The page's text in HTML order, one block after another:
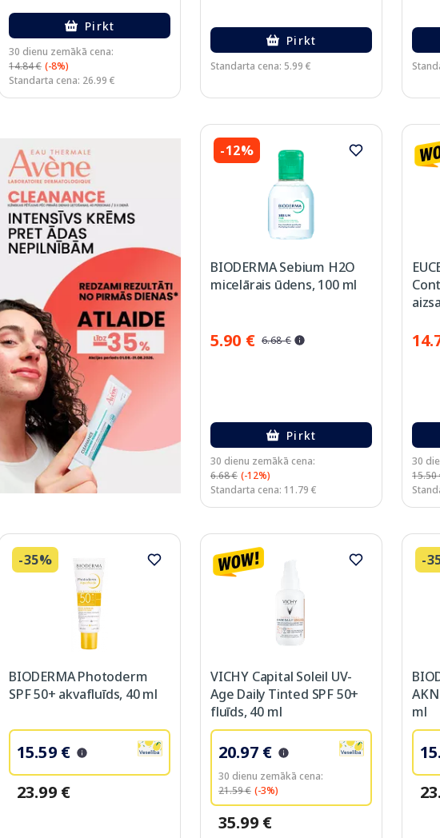
Pirkt
30 dienu zemākā cena:
14.84 € (-8%)
Standarta cena: 26.99 €
Pirkt
Standarta cena: 5.99 €
-12%
BIODERMA Sebium H2O
micelārais ūdens, 100 ml
5.90 € 6.68 €
Pirkt
30 dienu zemākā cena:
6.68 € (-12%)
Standarta cena: 11.79 €
30
15.50
-35%
BIODERMA Photoderm
SPF 50+ akvafluīds, 40 ml
15.59 €
23.99 €
VICHY Capital Soleil UV-
Age Daily Tinted SPF 50+
fluīds, 40 ml
20.97 €
30 dienu zemākā cena:
21.59 € (-3%)
35.99 €
-
ml